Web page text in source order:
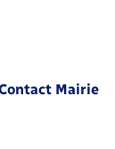
Mairie